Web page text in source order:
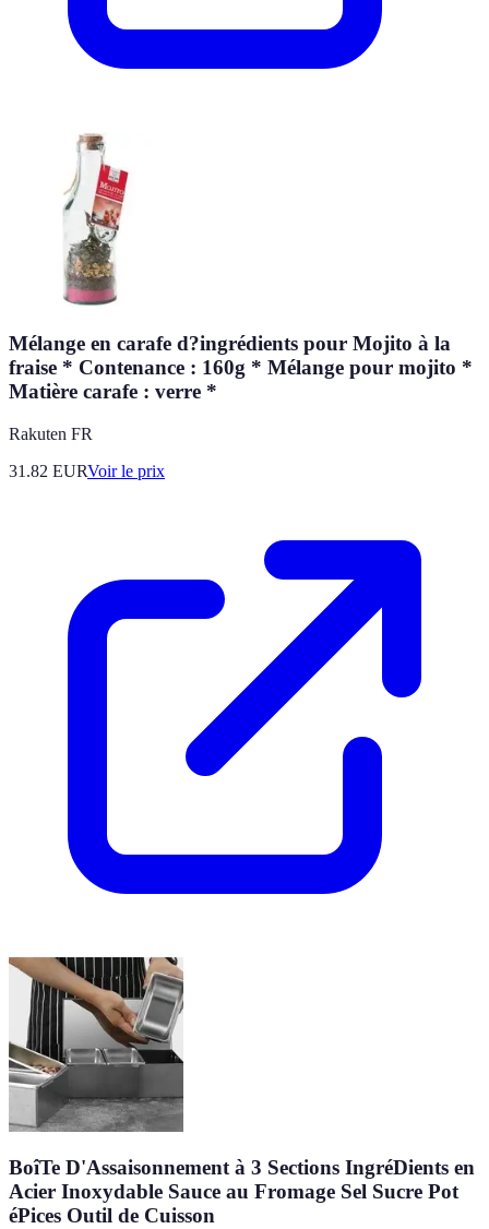
Mélange en carafe d?ingrédients pour Mojito à la
fraise * Contenance : 160g * Mélange pour mojito *
Matière carafe : verre *
Rakuten FR
31.82 EURVoir le prix
BoîTe D'Assaisonnement à 3 Sections IngréDients en
Acier Inoxydable Sauce au Fromage Sel Sucre Pot
éPices Outil de Cuisson